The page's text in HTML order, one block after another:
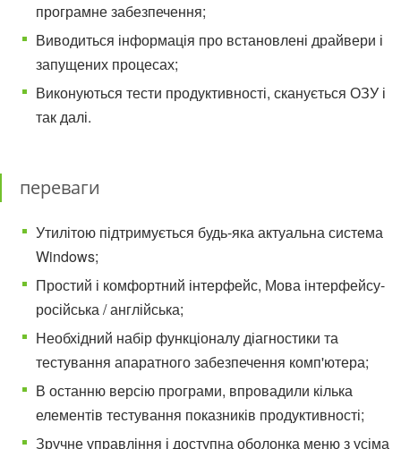
програмне забезпечення;
Виводиться інформація про встановлені драйвери і
запущених процесах;
Виконуються тести продуктивності, сканується ОЗУ і
так далі.
переваги
Утилітою підтримується будь-яка актуальна система
Windows;
Простий і комфортний інтерфейс, Мова інтерфейсу-
російська / англійська;
Необхідний набір функціоналу діагностики та
тестування апаратного забезпечення комп'ютера;
В останню версію програми, впровадили кілька
елементів тестування показників продуктивності;
Зручне управління і доступна оболонка меню з усіма